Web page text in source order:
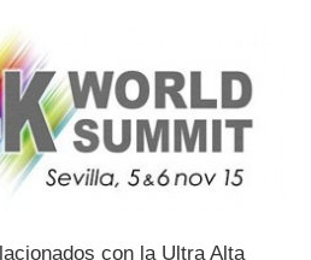
con la Ultra Alta